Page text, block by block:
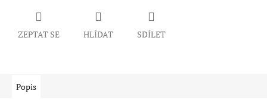
ZEPTAT SE HLÍDAT SDÍLET
Popis